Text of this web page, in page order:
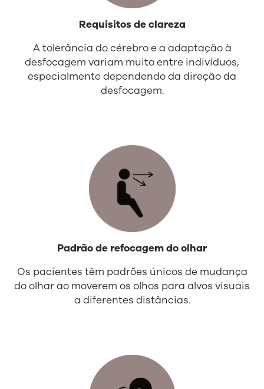
Requisitos de clareza
A tolerância do cérebro e a adaptação à
desfocagem variam muito entre indivíduos,
especialmente dependendo da direção da
desfocagem.
Padrão de refocagem do olhar
Os pacientes têm padrões únicos de mudança
do olhar ao moverem os olhos para alvos visuais
a diferentes distâncias.